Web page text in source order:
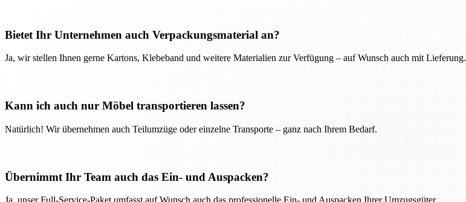
Bietet Ihr Unternehmen auch Verpackungsmaterial an?
Ja, wir stellen Ihnen gerne Kartons, Klebeband und weitere Materialien zur Verfügung – auf Wunsch auch mit Lieferung.
Kann ich auch nur Möbel transportieren lassen?
Natürlich! Wir übernehmen auch Teilumzüge oder einzelne Transporte – ganz nach Ihrem Bedarf.
Übernimmt Ihr Team auch das Ein- und Auspacken?